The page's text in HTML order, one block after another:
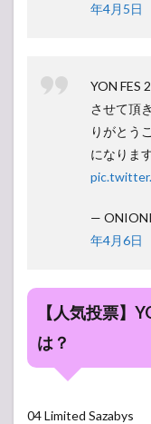
年4月5日
YON FES
させて頂
りがとう
になりま
—
年4月6日
【人気投票】
は？
04 Limited Sazabys